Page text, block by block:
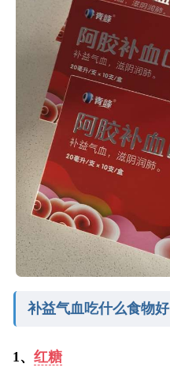
补益气血吃什么食物好
1、 红糖